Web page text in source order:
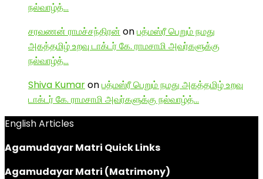
நல்வாழ்த்…
சரவணன் ராமச்சந்திரன் onபத்மஸ்ரீ பெறும் நமது
அகத்தமிழ் உறவு டாக்டர் கே. ராமசாமி அவர்களுக்கு
நல்வாழ்த்…
Shiva Kumaronபத்மஸ்ரீ பெறும் நமது அகத்தமிழ் உறவு
டாக்டர் கே. ராமசாமி அவர்களுக்கு நல்வாழ்த்…
English Articles
Agamudayar Matri Quick Links
Agamudayar Matri (Matrimony)